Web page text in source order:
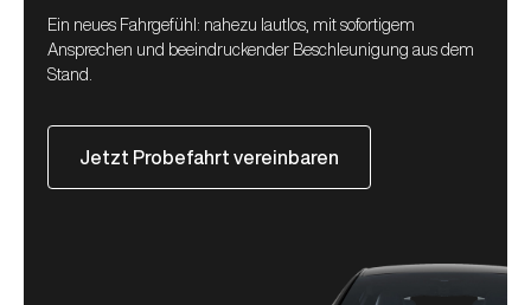
Ein neues Fahrgefühl: nahezu lautlos, mit sofortigem
Ansprechen und beeindruckender Beschleunigung aus dem
Stand.
Jetzt Probefahrt vereinbaren